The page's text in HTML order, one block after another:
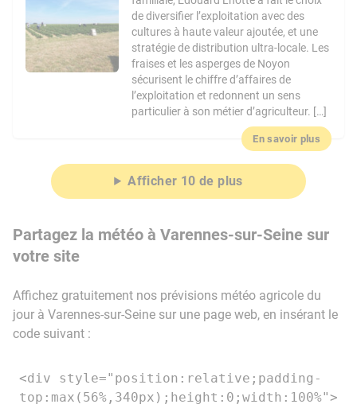
de diversifier l’exploitation avec des
cultures à haute valeur ajoutée, et une
stratégie de distribution ultra-locale. Les
fraises et les asperges de Noyon
sécurisent le chiffre d’affaires de
l’exploitation et redonnent un sens
particulier à son métier d’agriculteur. […]
En savoir plus
Afficher 10 de plus
Partagez la météo à Varennes-sur-Seine sur
votre site
Affichez gratuitement nos prévisions météo agricole du
jour à Varennes-sur-Seine sur une page web, en insérant le
code suivant :